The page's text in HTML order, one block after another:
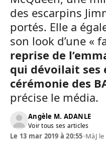
des escarpins
portés. Elle a
son look d’une «
reprise de
qui dévoilait ses
cérémonie des
précise le média.
Angèle M. ADANLE
Voir tous ses articles
Le 13 mar 2019 à 20:55•MàJ